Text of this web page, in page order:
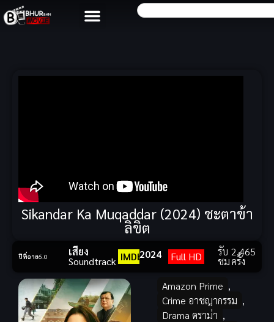
Sikandar Ka Muqaddar (2024) ชะตาข้า
ลิขิต
ปีที่ฉาย6.0 เสียง
Soundtrack IMDb2024 Full HD รับ
ชม
2,465
ครั้ง
Amazon Prime ,
Crime อาชญากรรม ,
Drama ดราม่า ,